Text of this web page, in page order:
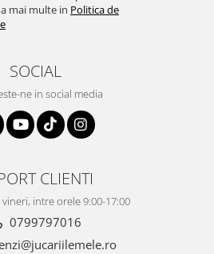
mai multe in Politica de
SOCIAL
ne in social media
CLIENTI
intre orele 9:00-17:00
0799797016